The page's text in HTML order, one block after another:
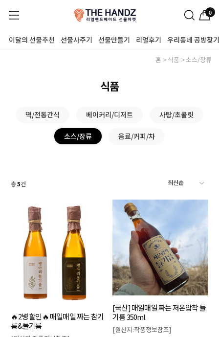
0
이달의 선물추천 선물사주기 선물만들기 리얼후기 우리동네 공방찾기
홈 식품 소스/장류
식품
떡/전통간식 베이커리/디저트 사탕/초콜릿
소스/장류 음료/커피/차
총5건
🔥2병 할인🔥 매일매일 짜는 참기
름&들기름
[국산] 매일매일 짜는 저온압착 들
기름 350ml
[원산지:작품정보참조]